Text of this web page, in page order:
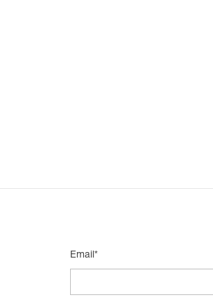
Email*